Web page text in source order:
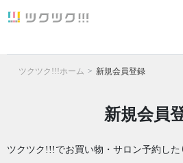
ツクツク!!!ホーム 新規会員登録
新規会員
ツクツク!!!でお買い物・サロン予約した